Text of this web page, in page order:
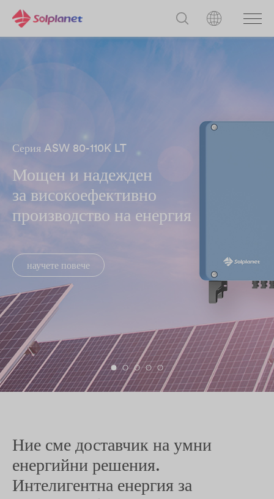
Серия ASW 80-110K LT
Мощен и надежден
за високоефективно
производство на енергия
научете повече
Ние сме доставчик на умни
енергийни решения.
Интелигентна енергия за